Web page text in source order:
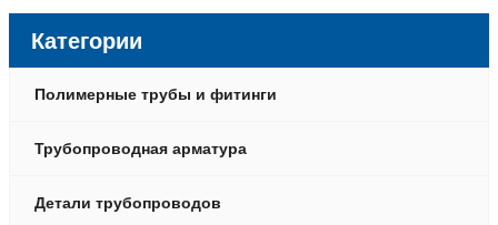
Категории
Полимерные трубы и фитинги
Трубопроводная арматура
Детали трубопроводов